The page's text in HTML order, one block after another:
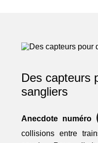
Des capteurs
sangliers
Anecdote numéro
collisions entre